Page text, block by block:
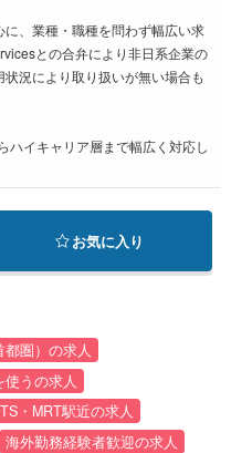
、業種・職種を問わず幅広い求
との合弁により非日系企業の
況により取り扱いが無い場合も
ハイキャリア層まで幅広く対応し
お気に入り
圏）の求人
使うの求人
・MRT駅近の求人
海外勤務経験者歓迎の求人